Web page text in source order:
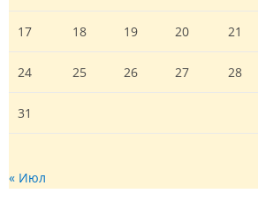
17 18 19 20 21
24 25 26 27 28
31
« Июл